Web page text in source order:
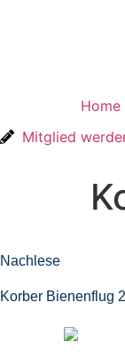
Home
Mitglied
Nachlese
Korber Bienenflug